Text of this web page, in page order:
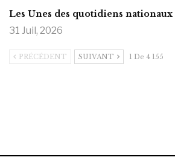
Les Unes des quotidiens
31 Juil, 2026
PRÉCÉDENT SUIVANT 1 De 4 155